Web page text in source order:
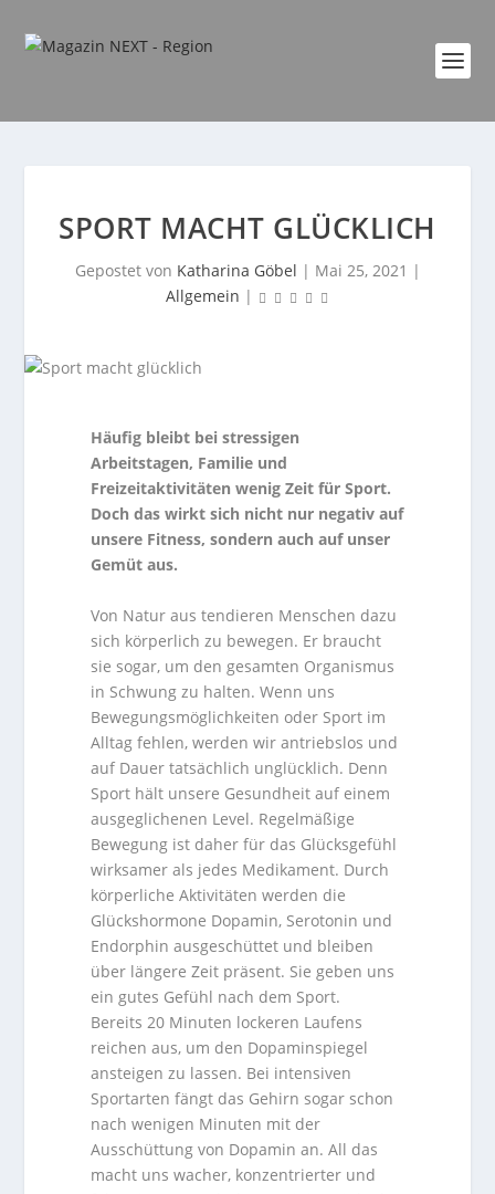
SPORT MACHT GLÜCKLICH
Gepostet von Katharina Göbel | Mai 25, 2021 |
Allgemein |
Häufig bleibt bei stressigen
Arbeitstagen, Familie und
Freizeitaktivitäten wenig Zeit für Sport.
Doch das wirkt sich nicht nur negativ auf
unsere Fitness, sondern auch auf unser
Gemüt aus.
Von Natur aus tendieren Menschen dazu
sich körperlich zu bewegen. Er braucht
sie sogar, um den gesamten Organismus
in Schwung zu halten. Wenn uns
Bewegungsmöglichkeiten oder Sport im
Alltag fehlen, werden wir antriebslos und
auf Dauer tatsächlich unglücklich. Denn
Sport hält unsere Gesundheit auf einem
ausgeglichenen Level. Regelmäßige
Bewegung ist daher für das Glücksgefühl
wirksamer als jedes Medikament. Durch
körperliche Aktivitäten werden die
Glückshormone Dopamin, Serotonin und
Endorphin ausgeschüttet und bleiben
über längere Zeit präsent. Sie geben uns
ein gutes Gefühl nach dem Sport.
Bereits 20 Minuten lockeren Laufens
reichen aus, um den Dopaminspiegel
ansteigen zu lassen. Bei intensiven
Sportarten fängt das Gehirn sogar schon
nach wenigen Minuten mit der
Ausschüttung von Dopamin an. All das
macht uns wacher, konzentrierter und